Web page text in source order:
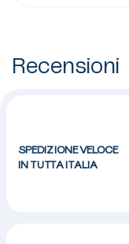
Recensioni
SPEDIZIONE VELOCE
IN TUTTA ITALIA